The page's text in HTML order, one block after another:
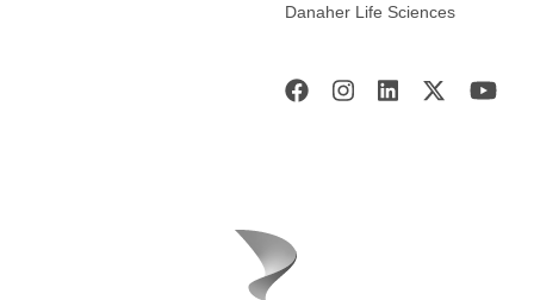
Danaher Life Sciences